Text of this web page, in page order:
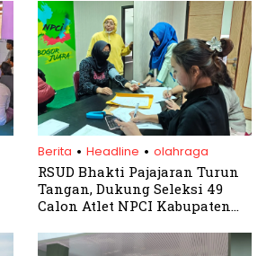
Berita . Headline . olahraga
RSUD Bhakti Pajajaran Turun
Tangan, Dukung Seleksi 49
Calon Atlet NPCI Kabupaten